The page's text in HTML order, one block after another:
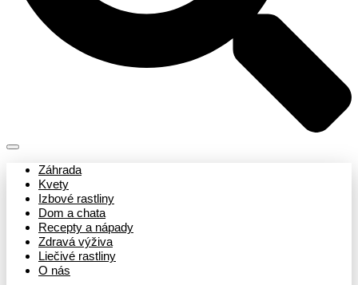
Záhrada
Kvety
Izbové rastliny
Dom a chata
Recepty a nápady
Zdravá výživa
Liečivé rastliny
O nás